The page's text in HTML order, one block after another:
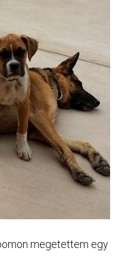
megetettem egy